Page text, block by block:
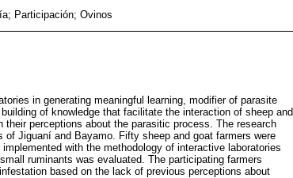
Participación; Ovinos
in generating meaningful learning, modifier of parasite
of knowledge that facilitate the interaction of sheep and
perceptions about the parasitic process. The research
Jiguaní and Bayamo. Fifty sheep and goat farmers were
with the methodology of interactive laboratories
ruminants was evaluated. The participating farmers
based on the lack of previous perceptions about